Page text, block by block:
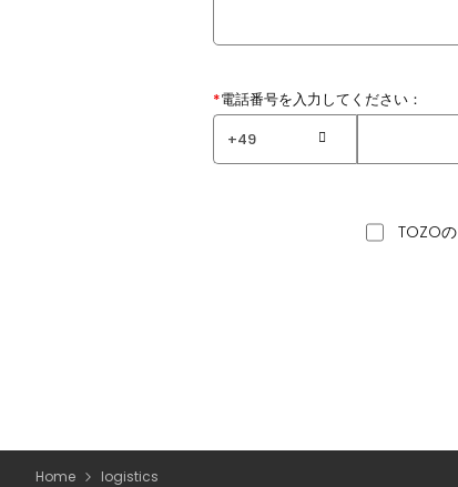
*電話番号を入力してください：
TOZOの
Home logistics